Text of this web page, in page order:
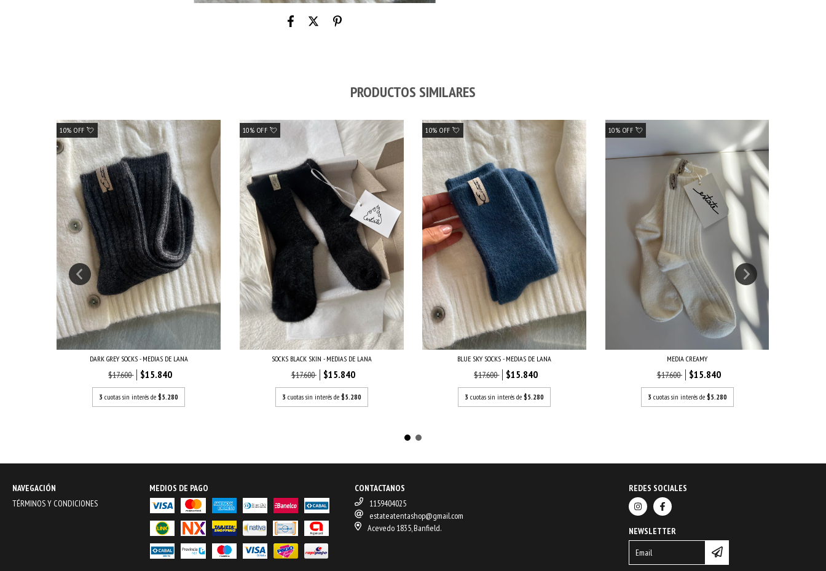
PRODUCTOS SIMILARES
10% OFF 💘
DARK GREY SOCKS - MEDIAS DE LANA
$17.600 $15.840
3 cuotas sin interés de$5.280
10% OFF 💘
SOCKS BLACK SKIN - MEDIAS DE LANA
$17.600 $15.840
3 cuotas sin interés de $5.280
10% OFF 💘
BLUE SKY SOCKS - MEDIAS DE LANA
$17.600 $15.840
3 cuotas sin interés de$5.280
10% OFF 💘
MEDIA CREAMY
$17.600 $15.840
3 cuotas sin interés de $5.280
NAVEGACIÓN
TÉRMINOS Y CONDICIONES
MEDIOS DE PAGO
CONTACTANOS
1159404025
estateatentashop@gmail.com
Acevedo 1835, Banfield.
REDES SOCIALES
NEWSLETTER